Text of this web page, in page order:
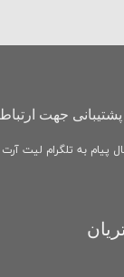
پشتیبانی جهت
پیام به تلگرام لیت